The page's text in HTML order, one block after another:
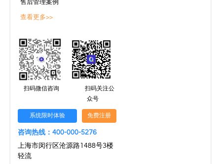
售后管理案例
查看更多>>
扫码微信咨询
扫码关注公
众号
系统限时体验 免费注册
咨询热线：400-000-5276
上海市闵行区沧源路1488号3楼
轻流